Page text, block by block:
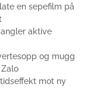
en sepefilm på
aktive
og mugg
mot ny